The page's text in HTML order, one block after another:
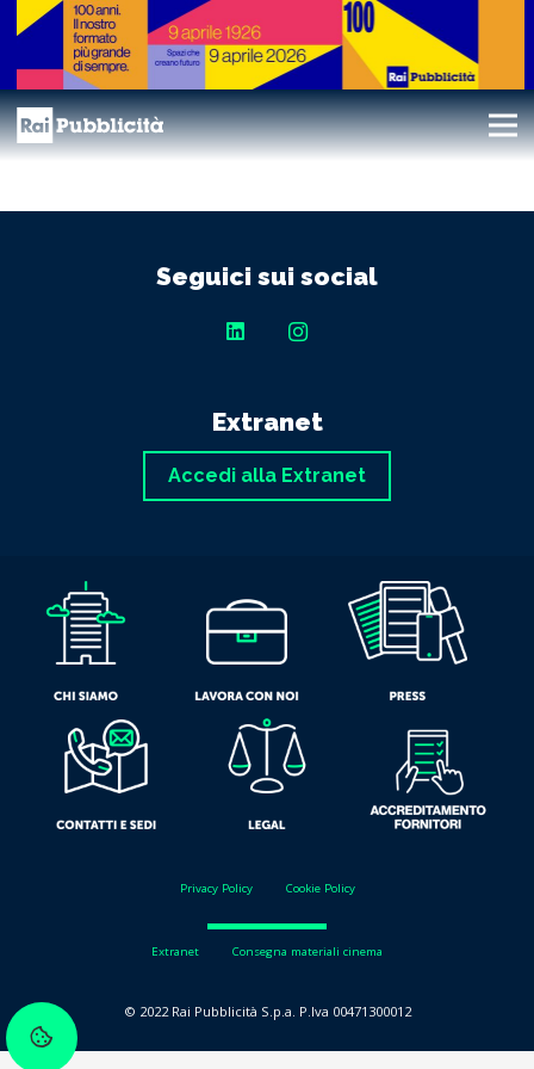
Seguici sui social
Extranet
Accedi alla Extranet
Privacy Policy Cookie Policy
Extranet Consegna materiali cinema
© 2022 Rai Pubblicità S.p.a. P.Iva 00471300012